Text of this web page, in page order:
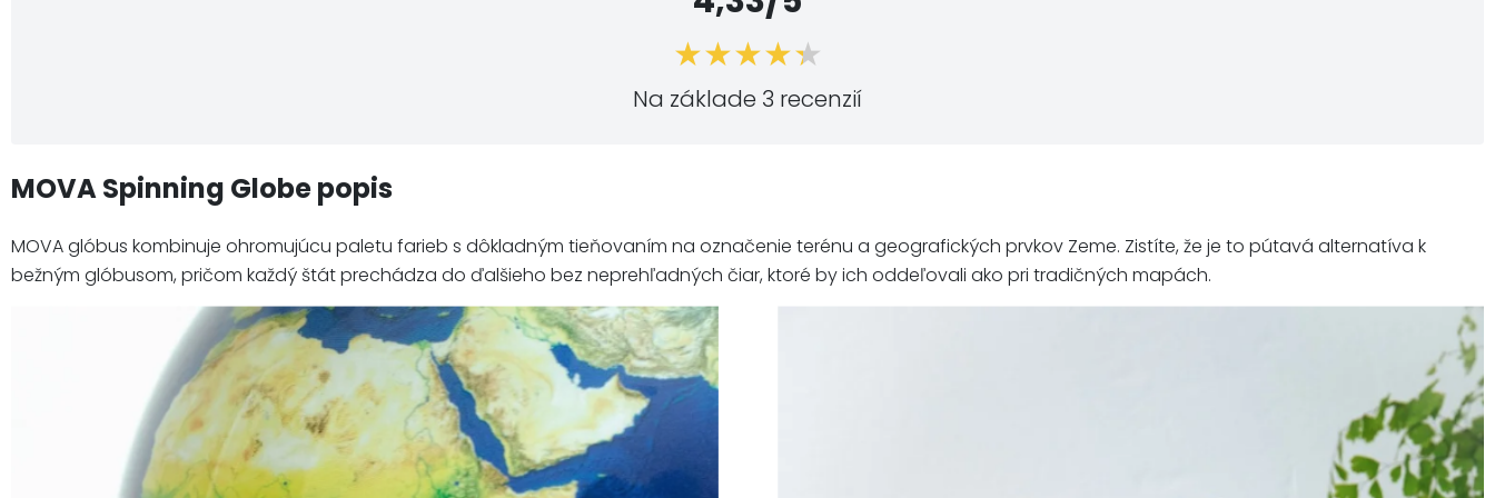
Na základe 3 recenzií
MOVA Spinning Globe popis
MOVA glóbus kombinuje ohromujúcu paletu farieb s dôkladným tieňovaním na označenie terénu a geografických prvkov Zeme. Zistíte, že je to pútavá alternatíva k
bežným glóbusom, pričom každý štát prechádza do ďalšieho bez neprehľadných čiar, ktoré by ich oddeľovali ako pri tradičných mapách.